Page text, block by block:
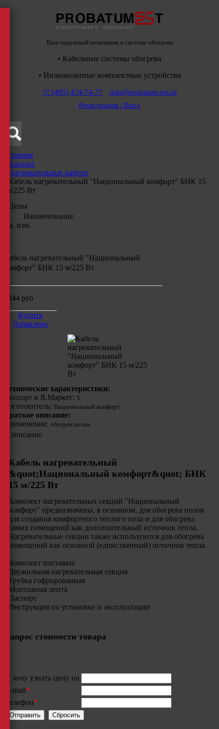
Ваш надежный помощник в системе обогрева
• Кабельные системы обогрева
• Низковольтные комплектные устройства
+7 (495) 474-74-77
info@probatum-est.ru
Регистрация / Вход
Главная
Каталог
Нагревательные кабели
Кабель нагревательный "Национальный комфорт" БНК 15
м/225 Вт
Цены
Наименование
Ед. изм.
Кабель нагревательный "Национальный
комфорт" БНК 15 м/225 Вт
3844 руб
Купить
Добавлено
Технические характеристики:
Экспорт в Я.Маркет: Y
Изготовитель: Национальный комфорт
Краткое описание:
Применение: обогрев полов
Описание
Кабель нагревательный
&quot;Национальный комфорт&quot; БНК
15 м/225 Вт
Комплект нагревательных секций "Национальный
комфорт" предназначены, в основном, для обогрева полов
для создания комфортного теплого пола и для обогрева
самих помещений как дополнительный источник тепла.
Нагревательные секции также используются для обогрева
помещений как основной (единственный) источник тепла.
Комплект поставки:
Двужильная нагревательная секция
Трубка гофрированная
Монтажная лента
Паспорт
Инструкция по установке и эксплуатации
Запрос стоимости товара
Я хочу узнать цену на
E-mail*
Телефон*